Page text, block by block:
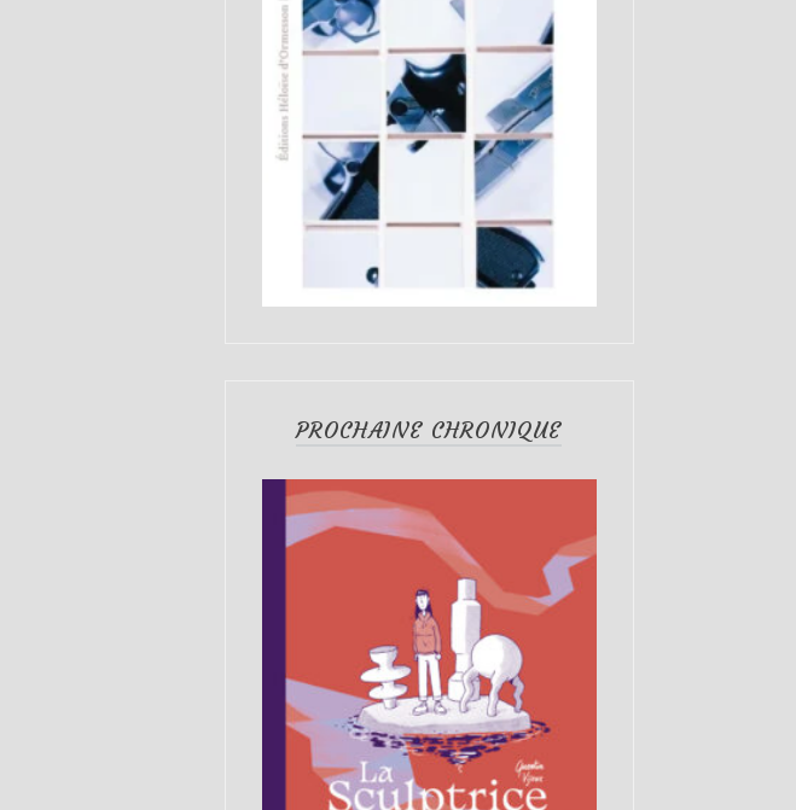
PROCHAINE CHRONIQUE